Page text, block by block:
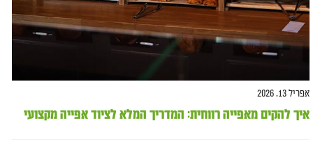
אפריל 13, 2026
איך להקים מאפייה רווחית: המדריך המלא לציוד אפייה מקצועי